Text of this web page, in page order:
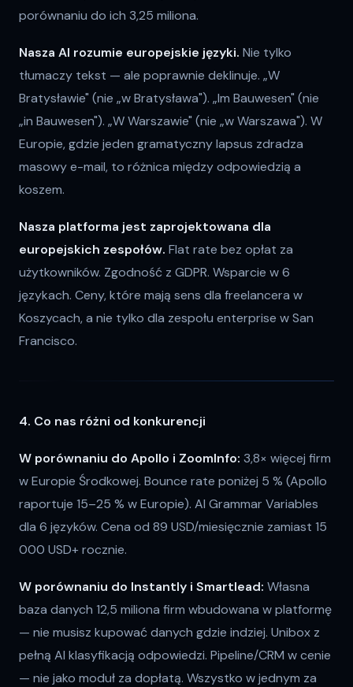
porównaniu do ich 3,25 miliona.
Nasza AI rozumie europejskie języki. Nie tylko
tłumaczy tekst — ale poprawnie deklinuje. „W
Bratysławie" (nie „w Bratysława"). „Im Bauwesen" (nie
„in Bauwesen"). „W Warszawie" (nie „w Warszawa"). W
Europie, gdzie jeden gramatyczny lapsus zdradza
masowy e-mail, to różnica między odpowiedzią a
koszem.
Nasza platforma jest zaprojektowana dla
europejskich zespołów. Flat rate bez opłat za
użytkowników. Zgodność z GDPR. Wsparcie w 6
językach. Ceny, które mają sens dla freelancera w
Koszycach, a nie tylko dla zespołu enterprise w San
Francisco.
4. Co nas różni od konkurencji
W porównaniu do Apollo i ZoomInfo: 3,8× więcej firm
w Europie Środkowej. Bounce rate poniżej 5 % (Apollo
raportuje 15–25 % w Europie). AI Grammar Variables
dla 6 języków. Cena od 89 USD/miesięcznie zamiast 15
000 USD+ rocznie.
W porównaniu do Instantly i Smartlead: Własna
baza danych 12,5 miliona firm wbudowana w platformę
— nie musisz kupować danych gdzie indziej. Unibox z
pełną AI klasyfikacją odpowiedzi. Pipeline/CRM w cenie
— nie jako moduł za dopłatą. Wszystko w jednym za